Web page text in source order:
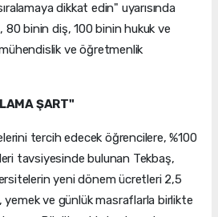
dikkat edin" uyarısında
80 binin diş, 100 binin hukuk ve
ve öğretmenlik
ŞART"
tercih edecek öğrencilere, %100
tavsiyesinde bulunan Tekbaş,
yeni dönem ücretleri 2,5
yemek ve günlük masraflarla birlikte